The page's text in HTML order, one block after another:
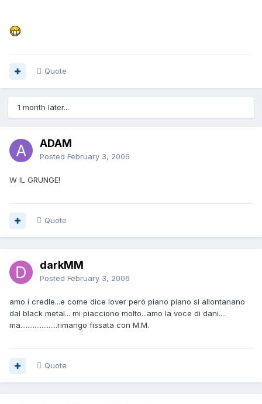
Quote
1 month later...
ADAM
Posted February 3, 2006
W IL GRUNGE!
Quote
darkMM
Posted February 3, 2006
amo i credle...e come dice lover però piano piano si allontanano
dal black metal... mi piacciono molto...amo la voce di dani....
ma.....................rimango fissata con M.M.
Quote